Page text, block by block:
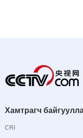
Хамтрагч
CRI